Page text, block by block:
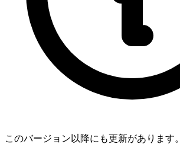
このバージョン以降にも更新があります。